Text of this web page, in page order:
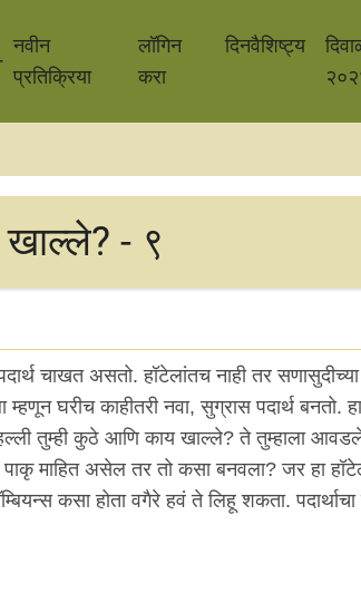
नवीन
प्रतिक्रिया
लॉगिन
करा
दिनवैशिष्ट्य
- ९
चाखत असतो. हॉटेलांतच नाही तर सणासुदीच्या
घरीच काहीतरी नवा, सुग्रास पदार्थ बनतो. हा
तुम्ही कुठे आणि काय खाल्ले? ते तुम्हाला
माहित असेल तर तो कसा बनवला? जर हा
कसा होता वगैरे हवं ते लिहू शकता. पदार्थाचा